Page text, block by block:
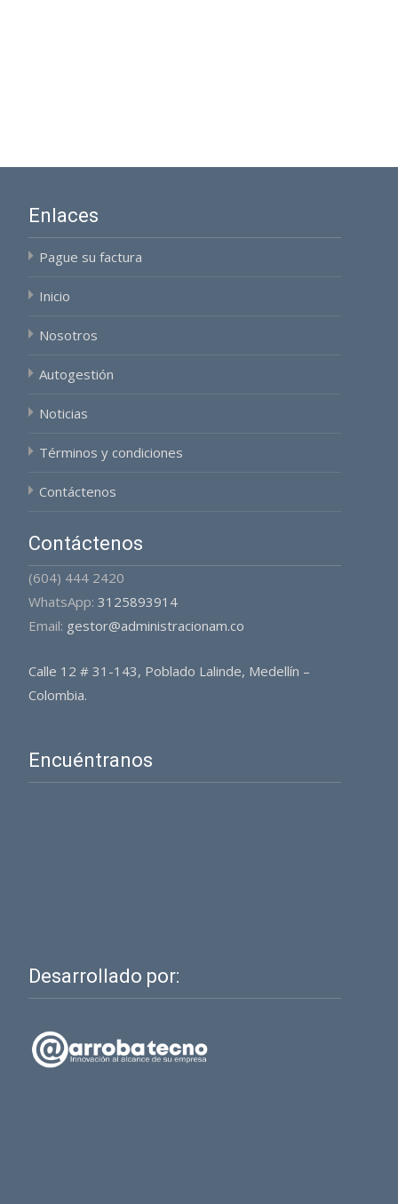
Enlaces
Pague su factura
Inicio
Nosotros
Autogestión
Noticias
Términos y condiciones
Contáctenos
Contáctenos
(604) 444 2420
WhatsApp: 3125893914
Email: gestor@administracionam.co
Calle 12 # 31-143, Poblado Lalinde, Medellín –
Colombia.
Encuéntranos
Desarrollado por: